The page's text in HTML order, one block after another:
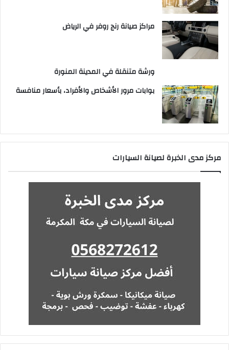
مراكز صيانة رنج روفر في الرياض
ورشة متنقلة في المدينة المنورة
بوابات مرور الأشخاص والأفراد، بأسعار منافسة
مركز مدى الخبرة لصيانة السيارات